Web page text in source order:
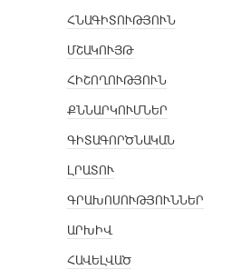
ՀՆԱԳԻՏՈՒԹՅՈՒՆ
ՄՇԱԿՈՒՅԹ
ՀԻՇՈՂՈՒԹՅՈՒՆ
ՔՆՆԱՐԿՈՒՄՆԵՐ
ԳԻՏԱԳՈՐԾՆԱԿԱՆ
ԼՐԱՏՈՒ
ԳՐԱԽՈՍՈՒԹՅՈՒՆՆԵՐ
ԱՐԽԻՎ
ՀԱՎԵԼՎԱԾ